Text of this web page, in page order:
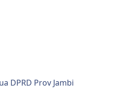
DPRD Prov Jambi